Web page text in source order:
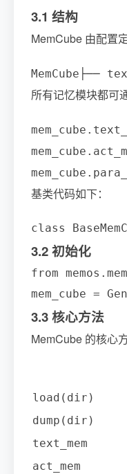
3.1 结构
MemCube 由配置
所有记忆模块都可
基类代码如下：
3.2 初始化
from
3.3 核心方法
MemCube 的核心
load(dir)
dump(dir)
text_mem
act_mem